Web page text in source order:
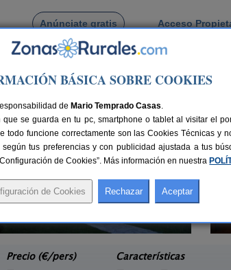
Anúnciate gratis Acceso
pueblo
El Trineo de Campoo
Precio (€/pers) Características
BÁSICA SOBRE COOKIES
de Mario Temprado Casas.
se guarda en tu pc, smartphone o tablet al visitar el
funcione correctamente son las Cookies Técnicas y
tus preferencias y con publicidad ajustada a tus
de Cookies”. Más información en nuestra